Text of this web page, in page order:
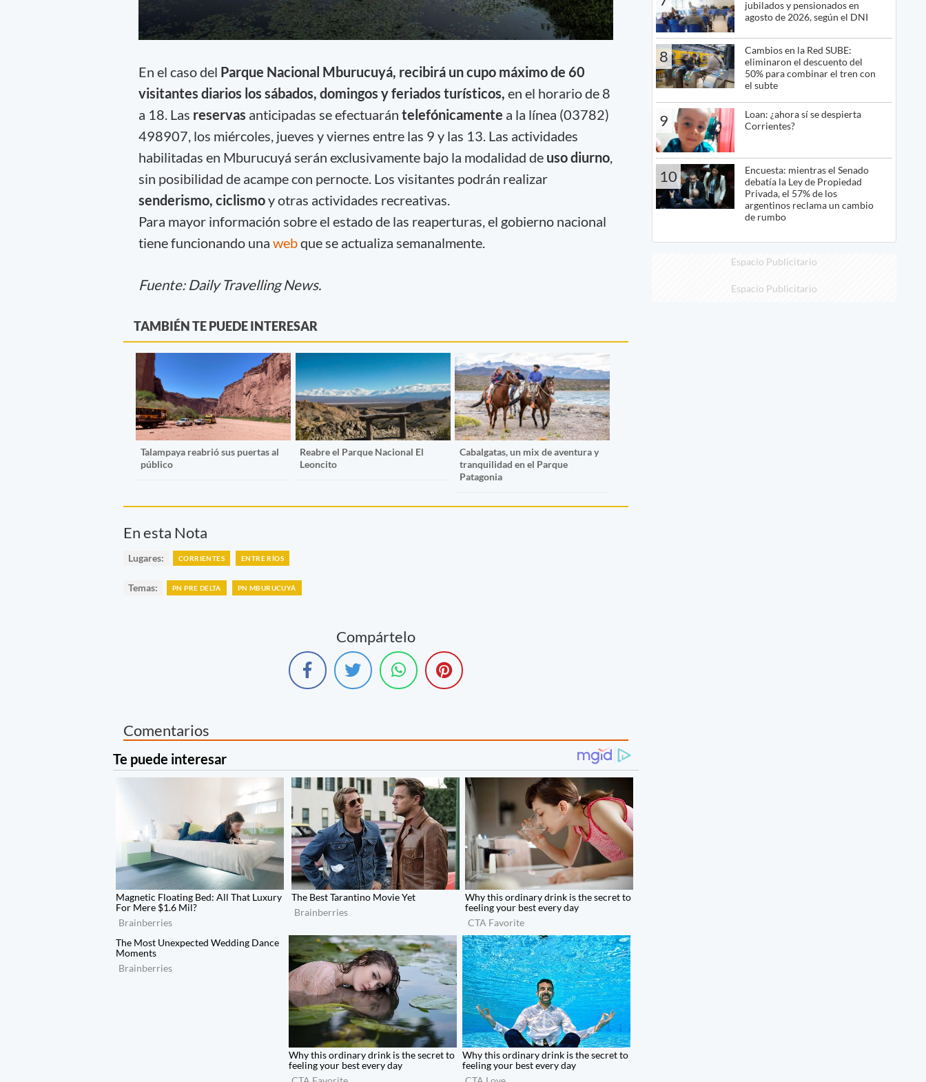
En el caso del Parque Nacional Mburucuyá, recibirá un cupo máximo de 60
visitantes diarios los sábados, domingos y feriados turísticos, en el horario de 8
a 18. Las reservas anticipadas se efectuarán telefónicamente a la línea (03782)
498907, los miércoles, jueves y viernes entre las 9 y las 13. Las actividades
habilitadas en Mburucuyá serán exclusivamente bajo la modalidad de uso diurno,
sin posibilidad de acampe con pernocte. Los visitantes podrán realizar
senderismo, ciclismoy otras actividades recreativas.
Para mayor información sobre el estado de las reaperturas, el gobierno nacional
tiene funcionando una webque se actualiza semanalmente.
Fuente: Daily Travelling News.
TAMBIÉN TE PUEDE INTERESAR
Talampaya reabrió sus puertas al
público
Reabre el Parque Nacional El
Leoncito
Cabalgatas, un mix de aventura y
tranquilidad en el Parque
Patagonia
En esta Nota
Lugares: CORRIENTES ENTRE RÍOS
Temas: PN PRE DELTA PN MBURUCUYÁ
Compártelo
Comentarios
jubilados y pensionados en
agosto de 2026, según el DNI
8
Cambios en la Red SUBE:
eliminaron el descuento del
50% para combinar el tren con
el subte
9
Loan: ¿ahora sí se despierta
Corrientes?
10
Encuesta: mientras el Senado
debatía la Ley de Propiedad
Privada, el 57% de los
argentinos reclama un cambio
de rumbo
Espacio Publicitario
Espacio Publicitario